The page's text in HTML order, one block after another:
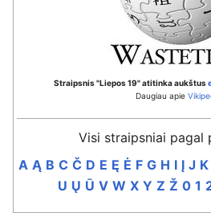
Straipsnis "Liepos 19" atitinka aukštus
Daugiau apie
Visi straipsniai pagal
A Ą B C Č D E Ę Ė F G H I Į J K
U Ų Ū V W X Y Z Ž 0 1